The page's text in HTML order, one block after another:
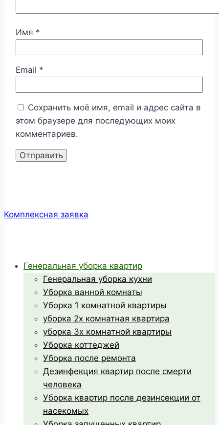
Имя *
Email *
Сохранить моё имя, email и адрес сайта в
этом браузере для последующих моих
комментариев.
Комплексная заявка
Генеральная уборка квартир
Генеральная уборка кухни
Уборка ванной комнаты
Уборка 1 комнатной квартиры
уборка 2х комнатная квартира
уборка 3х комнатной квартиры
Уборка коттеджей
Уборка после ремонта
Дезинфекция квартир после смерти
человека
Уборка квартир после дезинсекции от
насекомых